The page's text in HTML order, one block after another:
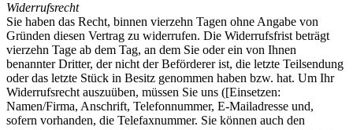
Widerrufsrecht
Sie haben das Recht, binnen vierzehn Tagen ohne Angabe von
Gründen diesen Vertrag zu widerrufen. Die Widerrufsfrist beträgt
vierzehn Tage ab dem Tag, an dem Sie oder ein von Ihnen
benannter Dritter, der nicht der Beförderer ist, die letzte Teilsendung
oder das letzte Stück in Besitz genommen haben bzw. hat. Um Ihr
Widerrufsrecht auszuüben, müssen Sie uns ([Einsetzen:
Namen/Firma, Anschrift, Telefonnummer, E-Mailadresse und,
sofern vorhanden, die Telefaxnummer. Sie können auch den